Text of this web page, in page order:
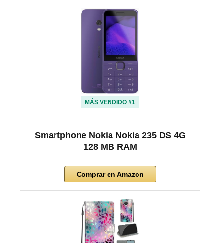
MÁS VENDIDO #1
Smartphone Nokia Nokia 235 DS 4G
128 MB RAM
Comprar en Amazon